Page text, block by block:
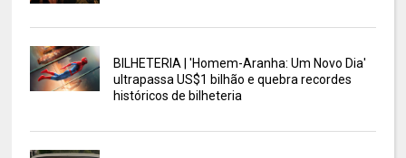
BILHETERIA | 'Homem-Aranha: Um Novo Dia'
ultrapassa US$1 bilhão e quebra recordes
históricos de bilheteria